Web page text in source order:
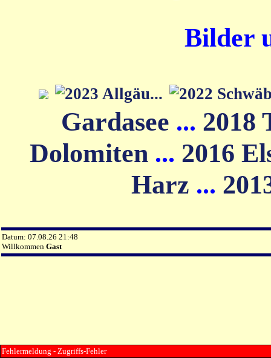
Bilder
Gardasee ... 2018
Dolomiten ... 2016
Harz ...
Datum: 07.08.26 21:48
Willkommen Gast
Fehlermeldung - Zugriffs-Fehler